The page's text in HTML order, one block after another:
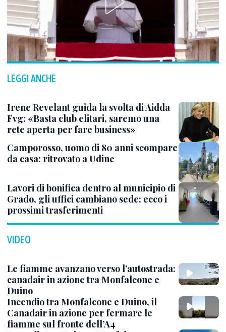
LEGGI ANCHE
Irene Revelant guida la svolta di Aidda
Fvg: «Basta club elitari, saremo una
rete aperta per fare business»
Camporosso, uomo di 80 anni scompare
da casa: ritrovato a Udine
Lavori di bonifica dentro al municipio di
Grado, gli uffici cambiano sede: ecco i
prossimi trasferimenti
VIDEO
Le fiamme avanzano verso l’autostrada:
canadair in azione tra Monfalcone e
Duino
Incendio tra Monfalcone e Duino, il
Canadair in azione per fermare le
fiamme sul fronte dell’A4